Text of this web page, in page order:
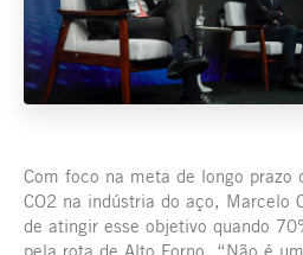
Com foco na meta de longo prazo
CO2 na indústria do aço, Marcelo
de atingir esse objetivo quando
pela rota de Alto Forno. “Não é